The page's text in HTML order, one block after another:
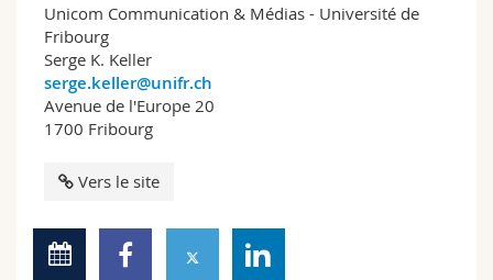
Unicom Communication & Médias - Université de
Fribourg
Serge K. Keller
serge.keller@unifr.ch
Avenue de l'Europe 20
1700 Fribourg
Vers le site